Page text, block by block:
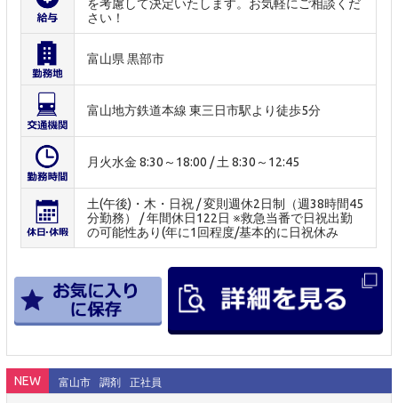
を考慮して決定いたします。お気軽にご相談くだ
さい！
富山県 黒部市
富山地方鉄道本線 東三日市駅より徒歩5分
月火水金 8:30～18:00 / 土 8:30～12:45
土(午後)・木・日祝 / 変則週休2日制（週38時間45
分勤務） / 年間休日122日 ※救急当番で日祝出勤
の可能性あり(年に1回程度/基本的に日祝休み
NEW 富山市 調剤 正社員